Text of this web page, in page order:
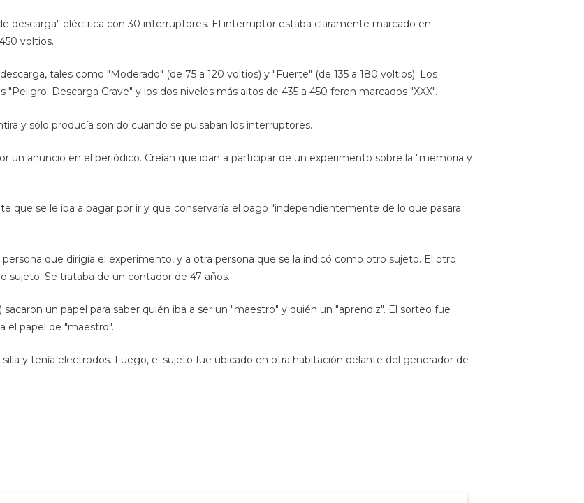
descarga" eléctrica con 30 interruptores. El interruptor estaba claramente marcado en
voltios.
tales como "Moderado" (de 75 a 120 voltios) y "Fuerte" (de 135 a 180 voltios). Los
Descarga Grave" y los dos niveles más altos de 435 a 450 feron marcados "XXX".
y sólo producía sonido cuando se pulsaban los interruptores.
un anuncio en el periódico. Creían que iban a participar de un experimento sobre la "memoria y
que se le iba a pagar por ir y que conservaría el pago "independientemente de lo que pasara
que dirigía el experimento, y a otra persona que se la indicó como otro sujeto. El otro
sujeto. Se trataba de un contador de 47 años.
un papel para saber quién iba a ser un "maestro" y quién un "aprendiz". El sorteo fue
el papel de "maestro".
y tenía electrodos. Luego, el sujeto fue ubicado en otra habitación delante del generador de